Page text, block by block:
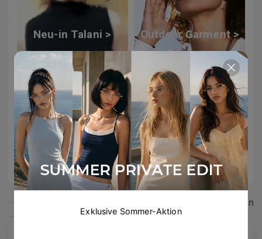
Windsor Kollektion >
Neu-in Talani > Outdoor Garment >
Das könnte dir gefallen
Exklusive Sommer-Aktion